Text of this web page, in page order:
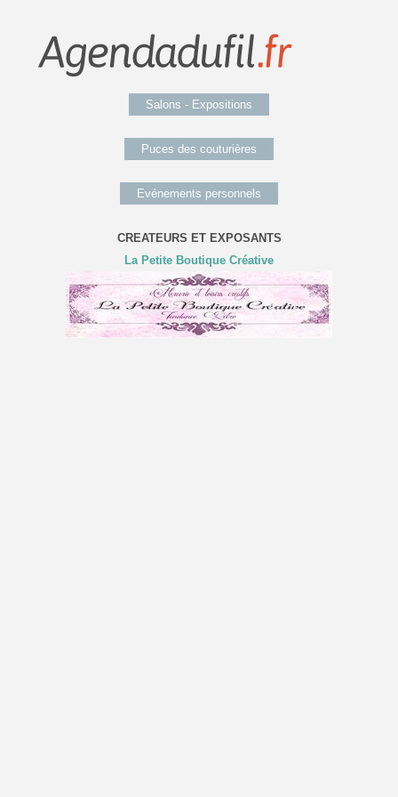
Salons - Expositions
Puces des couturières
Evénements personnels
CREATEURS ET EXPOSANTS
La Petite Boutique Créative